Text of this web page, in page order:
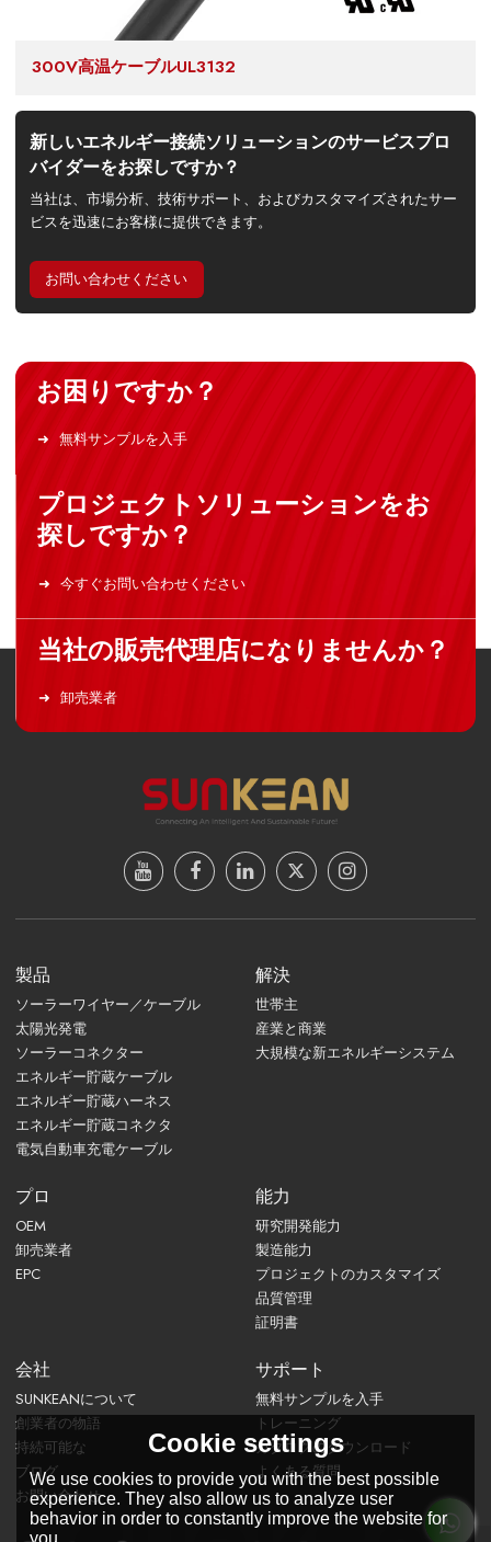
300V高温ケーブルUL3132
新しいエネルギー接続ソリューションのサービスプロ
バイダーをお探しですか？
当社は、市場分析、技術サポート、およびカスタマイズされたサー
ビスを迅速にお客様に提供できます。
お問い合わせください
お困りですか？
無料サンプルを入手
プロジェクトソリューションをお
探しですか？
今すぐお問い合わせください
当社の販売代理店になりませんか？
卸売業者
製品
ソーラーワイヤー／ケーブル
太陽光発電
ソーラーコネクター
エネルギー貯蔵ケーブル
エネルギー貯蔵ハーネス
エネルギー貯蔵コネクタ
電気自動車充電ケーブル
解決
世帯主
産業と商業
大規模な新エネルギーシステム
プロ
OEM
卸売業者
EPC
能力
研究開発能力
製造能力
プロジェクトのカスタマイズ
品質管理
証明書
会社
SUNKEANについて
創業者の物語
持続可能な
ブログ
お問い合わせ
サポート
無料サンプルを入手
トレーニング
カタログのダウンロード
よくある質問
Cookie settings
We use cookies to provide you with the best possible
experience. They also allow us to analyze user
behavior in order to constantly improve the website for
you.